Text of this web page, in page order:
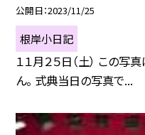
公開日 2023/11/25
根岸小日記
１１月２５日（土） この
ん。 式典当日の写真で...